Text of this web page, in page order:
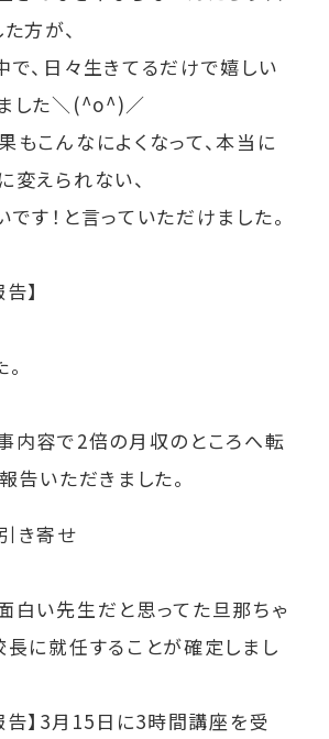
方が、
で、日々生きてるだけで嬉しい
した＼(^o^)／
もこんなによくなって、本当に
変えられない、
す！と言っていただけました。
】
内容で2倍の月収のところへ転
告いただきました。
き寄せ
白い先生だと思ってた旦那ちゃ
長に就任することが確定しまし
告】3月15日に3時間講座を受